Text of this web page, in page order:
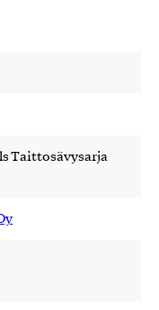
Taittosävysarja